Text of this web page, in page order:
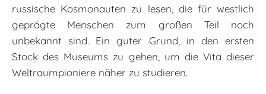
russische Kosmonauten zu lesen, die für westlich
geprägte Menschen zum großen Teil noch
unbekannt sind. Ein guter Grund, in den ersten
Stock des Museums zu gehen, um die Vita dieser
Weltraumpioniere näher zu studieren.